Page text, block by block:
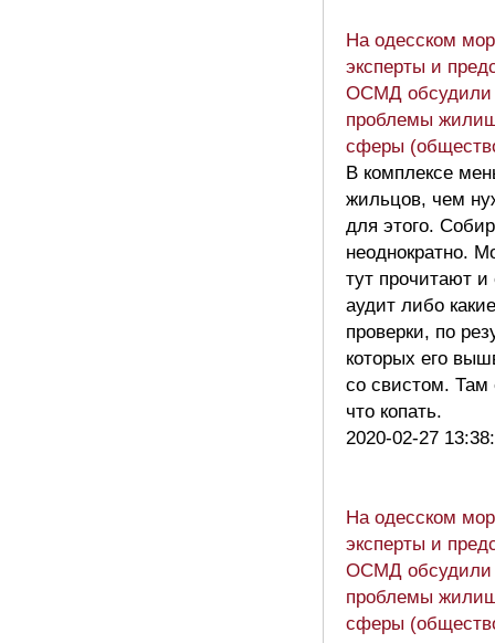
На одесском
эксперты и
ОСМД обсудили
проблемы
сферы
В комплексе
жильцов, чем
для этого.
неоднократно.
тут прочитают
аудит либо какие
проверки, по
которых его
со свистом. Там
что копать.
2020-02-27
На одесском
эксперты и
ОСМД обсудили
проблемы
сферы